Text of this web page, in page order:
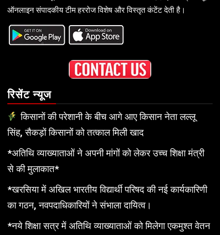
ऑनलाइन संपादकीय टीम हररोज विशेष और विस्तृत कंटेंट देती है।
रिसेंट न्यूज
किसानों की परेशानी के बीच आगे आए किसान नेता लल्लू
सिंह, सैकड़ों किसानों को तत्काल मिली खाद
*अतिथि व्याख्याताओं ने अपनी मांगों को लेकर उच्च शिक्षा मंत्री
से की मुलाकात*
*खरसिया में अखिल भारतीय विद्यार्थी परिषद की नई कार्यकारिणी
का गठन, नवपदाधिकारियों ने संभाला दायित्व।
*नये शिक्षा सत्र में अतिथि व्याख्याताओं को मिलेगा एकमुश्त वेतन